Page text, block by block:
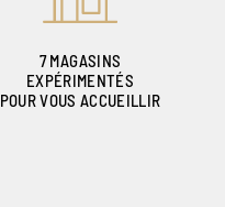
7 MAGASINS
EXPÉRIMENTÉS
POUR VOUS ACCUEILLIR